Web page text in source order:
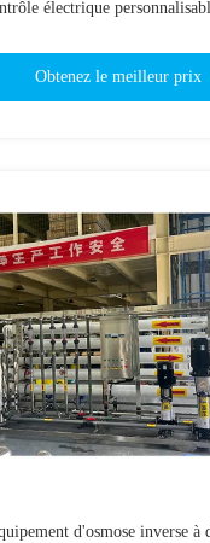
électrique
Obtenez le meilleur prix
d'osmose inverse à